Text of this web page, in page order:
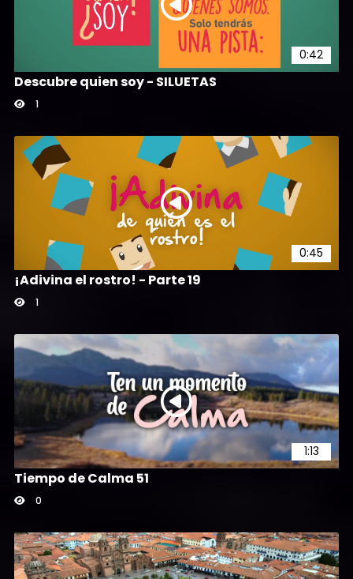
0:42
Descubre quien soy - SILUETAS
1
0:45
¡Adivina el rostro! - Parte 19
1
1:13
Tiempo de Calma 51
0